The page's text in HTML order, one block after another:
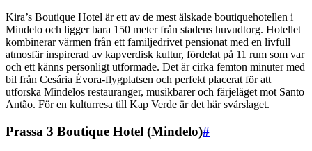
Kira’s Boutique Hotel är ett av de mest älskade boutiquehotellen i
Mindelo och ligger bara 150 meter från stadens huvudtorg. Hotellet
kombinerar värmen från ett familjedrivet pensionat med en livfull
atmosfär inspirerad av kapverdisk kultur, fördelat på 11 rum som var
och ett känns personligt utformade. Det är cirka femton minuter med
bil från Cesária Évora-flygplatsen och perfekt placerat för att
utforska Mindelos restauranger, musikbarer och färjeläget mot Santo
Antão. För en kulturresa till Kap Verde är det här svårslaget.
Prassa 3 Boutique Hotel (Mindelo)#